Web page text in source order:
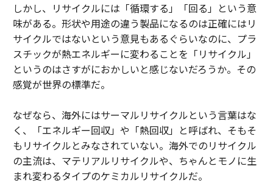
しかし、リサイクルには「循環する」「回る」という意
味がある。形状や用途の違う製品になるのは正確にはリ
サイクルではないという意見もあるぐらいなのに、プラ
スチックが熱エネルギーに変わることを「リサイクル」
というのはさすがにおかしいと感じないだろうか。その
感覚が世界の標準だ。
なぜなら、海外にはサーマルリサイクルという言葉はな
く、「エネルギー回収」や「熱回収」と呼ばれ、そもそ
もリサイクルとみなされていない。海外でのリサイクル
の主流は、マテリアルリサイクルや、ちゃんとモノに生
まれ変わるタイプのケミカルリサイクルだ。